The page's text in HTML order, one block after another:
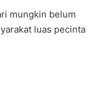
mungkin belum
luas pecinta